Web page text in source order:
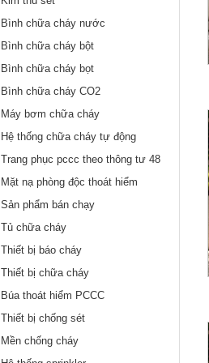
Bình chữa cháy nước
Bình chữa cháy bột
Bình chữa cháy bọt
Bình chữa cháy CO2
Máy bơm chữa cháy
Hệ thống chữa cháy tự động
Trang phục pccc theo thông tư 48
Mặt nạ phòng độc thoát hiểm
Sản phẩm bán chạy
Tủ chữa cháy
Thiết bị báo cháy
Thiết bị chữa cháy
Búa thoát hiểm PCCC
Thiết bị chống sét
Mền chống cháy